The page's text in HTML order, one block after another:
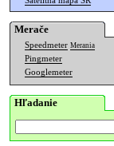
Merače
Speedmeter Merania
Pingmeter
Googlemeter
Hľadanie